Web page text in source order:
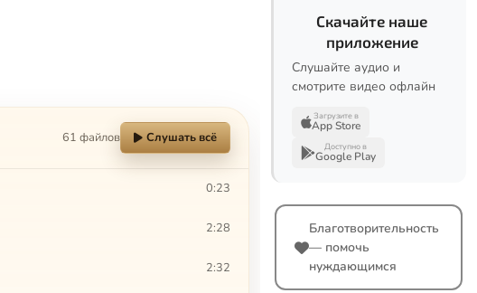
61 файлов Слушать всё
0:23
2:28
2:32
Скачайте наше
приложение
Слушайте аудио и
смотрите видео офлайн
Загрузите в
App Store
Доступно в
Google Play
Благотворительность
— помочь
нуждающимся